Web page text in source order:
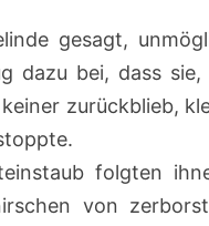
–
23
gesagt,
dazu bei, dass
zurückblieb,
folgten
von